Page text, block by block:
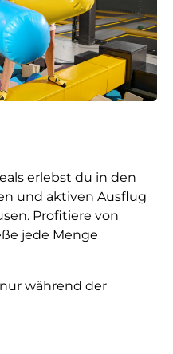
erlebst du in den
und aktiven Ausflug
Profitiere von
jede Menge
während der